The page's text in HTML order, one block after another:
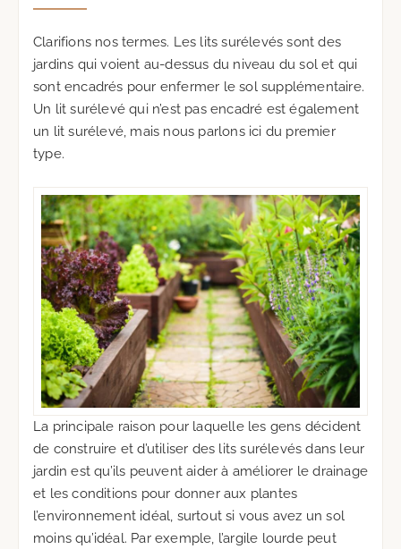
Clarifions nos termes. Les lits surélevés sont des
jardins qui voient au-dessus du niveau du sol et qui
sont encadrés pour enfermer le sol supplémentaire.
Un lit surélevé qui n’est pas encadré est également
un lit surélevé, mais nous parlons ici du premier
type.
La principale raison pour laquelle les gens décident
de construire et d’utiliser des lits surélevés dans leur
jardin est qu’ils peuvent aider à améliorer le drainage
et les conditions pour donner aux plantes
l’environnement idéal, surtout si vous avez un sol
moins qu’idéal. Par exemple, l’argile lourde peut